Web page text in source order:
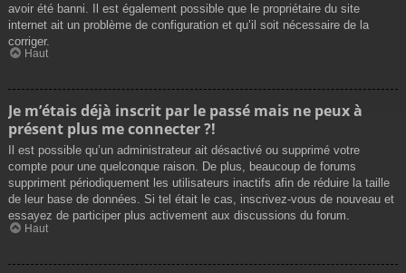
avoir été banni. Il est également possible que le propriétaire du site
internet ait un problème de configuration et qu’il soit nécessaire de la
corriger.
Haut
Je m’étais déjà inscrit par le passé mais ne peux à
présent plus me connecter ?!
Il est possible qu’un administrateur ait désactivé ou supprimé votre
compte pour une quelconque raison. De plus, beaucoup de forums
suppriment périodiquement les utilisateurs inactifs afin de réduire la taille
de leur base de données. Si tel était le cas, inscrivez-vous de nouveau et
essayez de participer plus activement aux discussions du forum.
Haut